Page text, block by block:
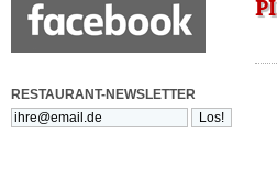
RESTAURANT-NEWSLETTER